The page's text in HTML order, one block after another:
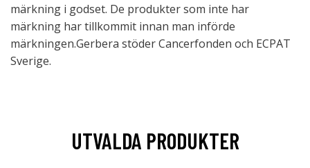
märkning i godset. De produkter som inte har
märkning har tillkommit innan man införde
märkningen.Gerbera stöder Cancerfonden och ECPAT
Sverige.
UTVALDA PRODUKTER